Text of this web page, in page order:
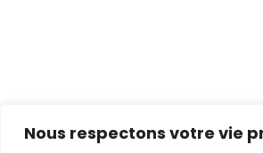
Nous respectons votre vie